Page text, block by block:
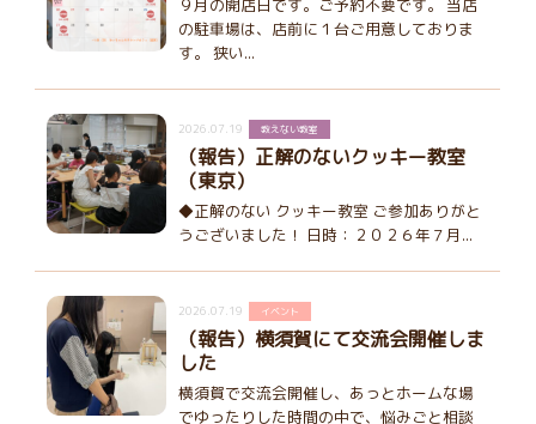
９月の開店日です。ご予約不要です。 当店
の駐車場は、店前に１台ご用意しておりま
す。 狭い...
2026.07.19 教えない教室
（報告）正解のないクッキー教室
（東京）
◆正解のない クッキー教室 ご参加ありがと
うございました！ 日時：２０２６年７月...
2026.07.19 イベント
（報告）横須賀にて交流会開催しま
した
横須賀で交流会開催し、あっとホームな場
でゆったりした時間の中で、悩みごと相談